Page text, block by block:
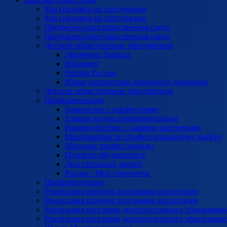
Мы гордимся их поступками
Мы гордимся их поступками
Предметно-пространственная среда
Предметно-пространственная среда
Детские общественные объединения
Движение Первых
Юнармия
Орлята России
Юные инспекторы дорожного движения
Детские общественные объединения
Профориентация
Знакомство с профессиями
Единая модель профориентации
Взаимодействие с нашими партнерами
Мероприятия по профессиональному выбору
Молодые профессионалы
Проекты обучающихся
Дни открытых дверей
Россия - Мои горизонты
Профориентация
Реализация рабочей программы воспитания
Реализация рабочей программы воспитания
Реализация программ дополнительного
Реализация программ дополнительного